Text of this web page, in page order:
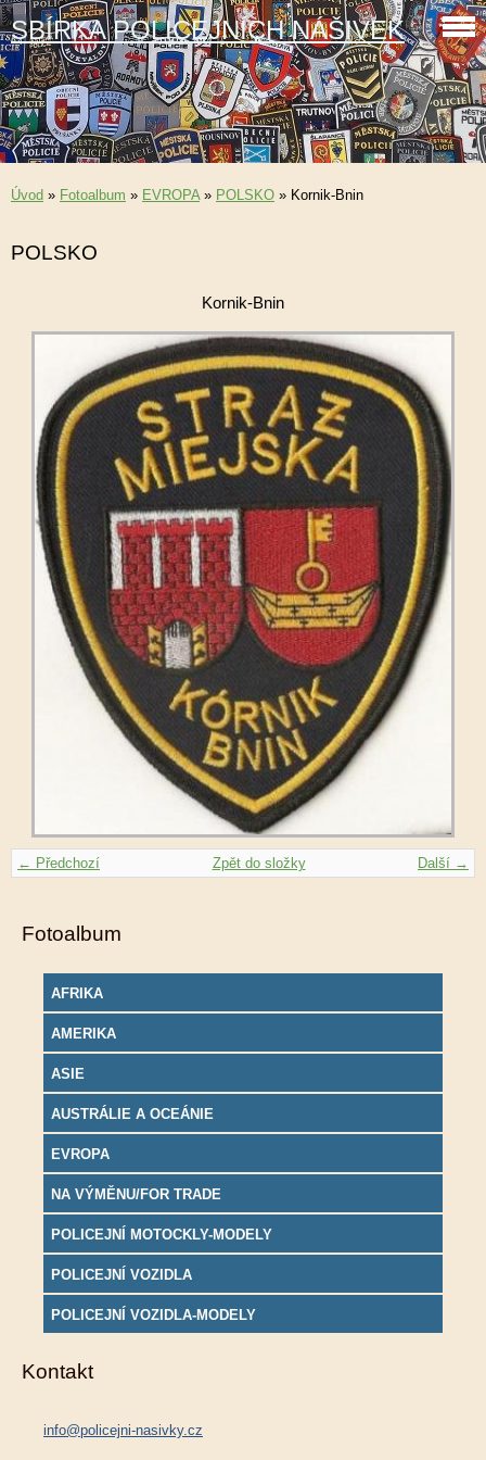
SBÍRKA POLICEJNÍCH NÁŠIVEK
Úvod » Fotoalbum » EVROPA» POLSKO » Kornik-Bnin
POLSKO
Kornik-Bnin
← Předchozí Další →
Zpět do složky
Fotoalbum
AFRIKA
AMERIKA
ASIE
AUSTRÁLIE A OCEÁNIE
EVROPA
NA VÝMĚNU/FOR TRADE
POLICEJNÍ MOTOCKLY-MODELY
POLICEJNÍ VOZIDLA
POLICEJNÍ VOZIDLA-MODELY
Kontakt
info@policejni-nasivky.cz